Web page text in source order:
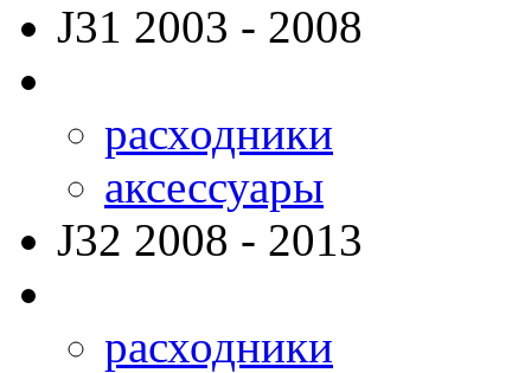
J31 2003 - 2008
расходники
аксессуары
J32 2008 - 2013
расходники